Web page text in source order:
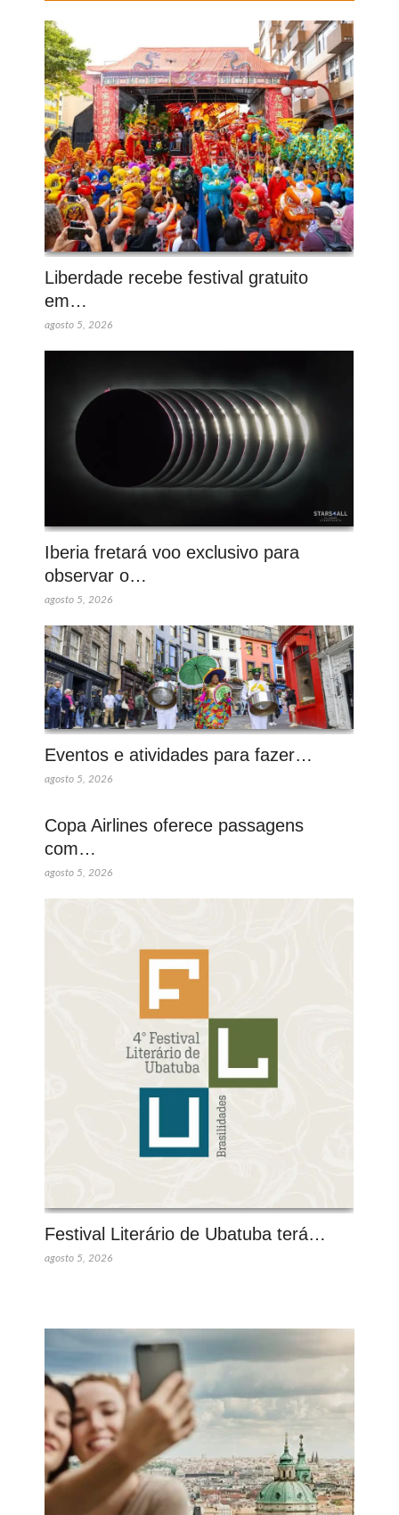
Liberdade recebe festival gratuito
em…
agosto 5, 2026
Iberia fretará voo exclusivo para
observar o…
agosto 5, 2026
Eventos e atividades para fazer…
agosto 5, 2026
Copa Airlines oferece passagens
com…
agosto 5, 2026
Festival Literário de Ubatuba terá…
agosto 5, 2026